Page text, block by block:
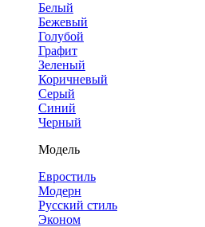
Белый
Бежевый
Голубой
Графит
Зеленый
Коричневый
Серый
Синий
Черный
Модель
Евростиль
Модерн
Русский стиль
Эконом